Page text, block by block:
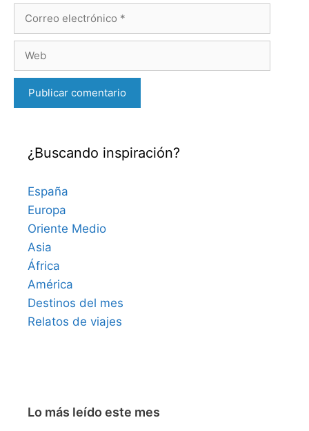
electrónico
¿Buscando inspiración?
España
Europa
Oriente Medio
Asia
África
América
Destinos del mes
Relatos de viajes
Lo más leído este mes